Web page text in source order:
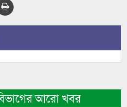
আরো খবর